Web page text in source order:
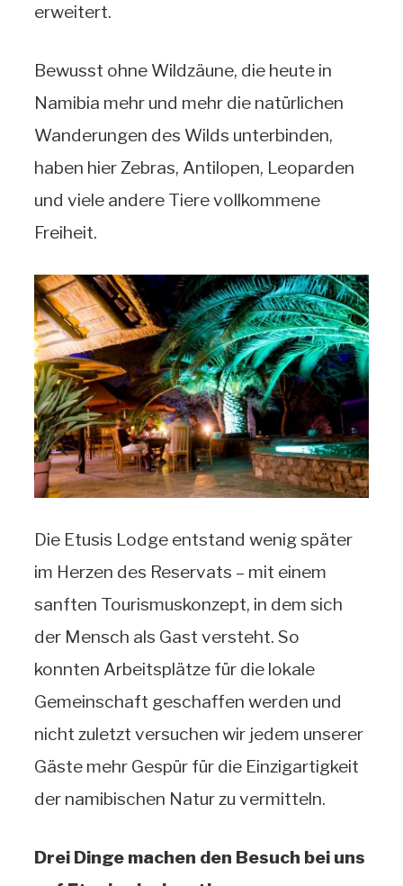
erweitert.
Bewusst ohne Wildzäune, die heute in
Namibia mehr und mehr die natürlichen
Wanderungen des Wilds unterbinden,
haben hier Zebras, Antilopen, Leoparden
und viele andere Tiere vollkommene
Freiheit.
Die Etusis Lodge entstand wenig später
im Herzen des Reservats – mit einem
sanften Tourismuskonzept, in dem sich
der Mensch als Gast versteht. So
konnten Arbeitsplätze für die lokale
Gemeinschaft geschaffen werden und
nicht zuletzt versuchen wir jedem unserer
Gäste mehr Gespür für die Einzigartigkeit
der namibischen Natur zu vermitteln.
Drei Dinge machen den Besuch bei uns